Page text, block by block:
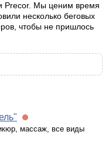
Precor. Мы ценим время
несколько беговых
чтобы не пришлось
массаж, все виды